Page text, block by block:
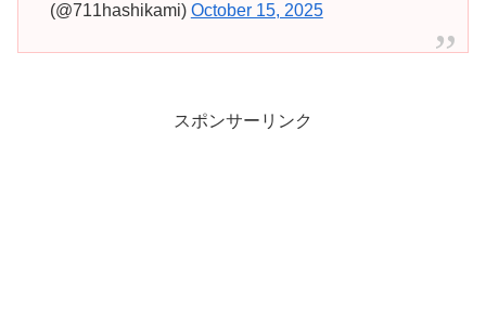
(@711hashikami) October 15, 2025
スポンサーリンク